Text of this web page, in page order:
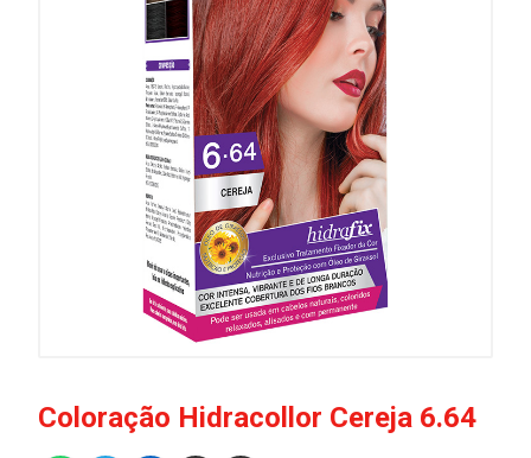
Coloração Hidracollor Cereja 6.64